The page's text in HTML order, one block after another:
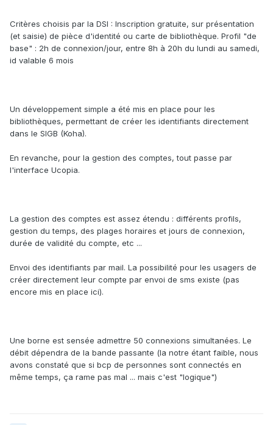
Critères choisis par la DSI : Inscription gratuite, sur présentation
(et saisie) de pièce d'identité ou carte de bibliothèque. Profil "de
base" : 2h de connexion/jour, entre 8h à 20h du lundi au samedi,
id valable 6 mois
Un développement simple a été mis en place pour les
bibliothèques, permettant de créer les identifiants directement
dans le SIGB (Koha).
En revanche, pour la gestion des comptes, tout passe par
l'interface Ucopia.
La gestion des comptes est assez étendu : différents profils,
gestion du temps, des plages horaires et jours de connexion,
durée de validité du compte, etc ...
Envoi des identifiants par mail. La possibilité pour les usagers de
créer directement leur compte par envoi de sms existe (pas
encore mis en place ici).
Une borne est sensée admettre 50 connexions simultanées. Le
débit dépendra de la bande passante (la notre étant faible, nous
avons constaté que si bcp de personnes sont connectés en
même temps, ça rame pas mal ... mais c'est "logique")